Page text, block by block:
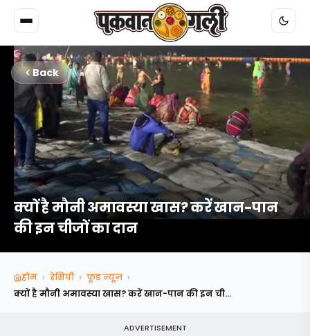
Back
क्यों है मौनी अमावस्या खास? करें खान-पान
की इन चीजों का दान
होम › रेसिपी › फूड न्‍यूज़ ›
क्यों है मौनी अमावस्या खास? करें खान-पान की इन चीज...
ADVERTISEMENT